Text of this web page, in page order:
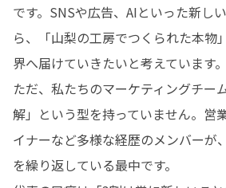
です。SNSや広告、AIといった新し
ら、「山梨の工房でつくられた本物
界へ届けていきたいと考えています。
ただ、私たちのマーケティングチー
解」という型を持っていません。営
イナーなど多様な経歴のメンバーが
を繰り返している最中です。